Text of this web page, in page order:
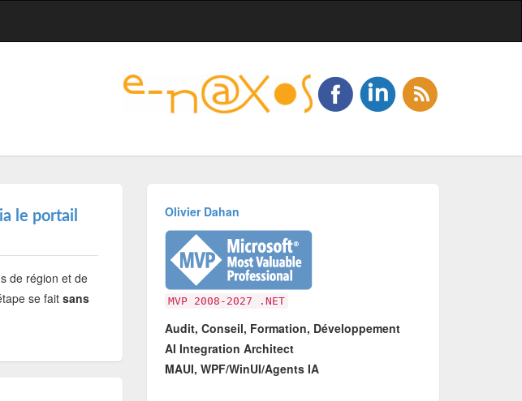
le portail
de région et de
se fait sans
Olivier Dahan
MVP 2008-2027 .NET
Audit, Conseil, Formation, Développement
AI Integration Architect
MAUI, WPF/WinUI/Agents IA